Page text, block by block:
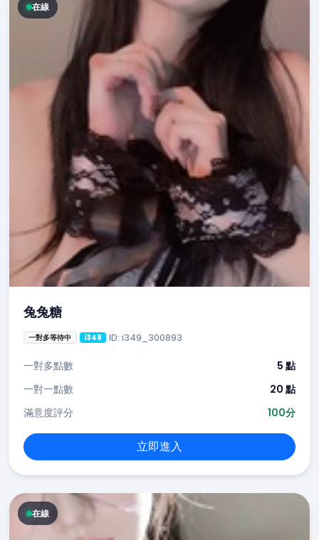
在線
兔兔糖
一對多等待中 i349 ID: i349_300893
一對多點數
5 點
一對一點數
20 點
滿意度評分
100分
立即進入
在線